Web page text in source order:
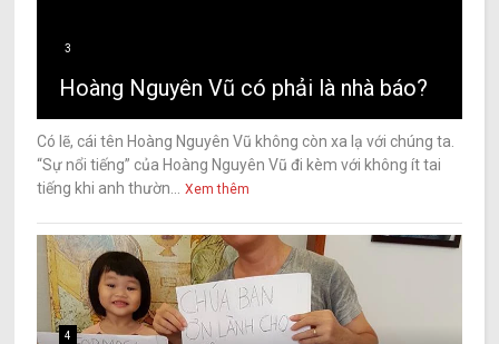
3
Hoàng Nguyên Vũ có phải là nhà báo?
Có lẽ, cái tên Hoàng Nguyên Vũ không còn xa lạ với chúng ta.
“Sự nổi tiếng” của Hoàng Nguyên Vũ đi kèm với không ít tai
tiếng khi anh thườn... Xem thêm
4